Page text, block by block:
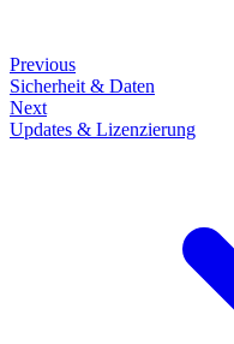
Previous
Sicherheit & Daten
Next
Updates & Lizenzierung